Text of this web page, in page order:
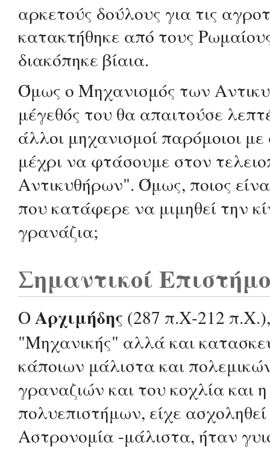
αρκετούς δούλους για τις
κατακτήθηκε από τους
διακόπηκε βίαια.
Όμως ο Μηχανισμός των
μέγεθός του θα απαιτούσε
άλλοι μηχανισμοί παρόμοιοι
μέχρι να φτάσουμε στον
Αντικυθήρων". Όμως, ποιος
που κατάφερε να μιμηθεί την
γρανάζια;
Σημαντικοί
ΟΑρχιμήδης (287 π.Χ-212
"Μηχανικής" αλλά και
κάποιων μάλιστα και
γραναζιών και του κοχλία και
πολυεπιστήμων, είχε
Αστρονομία -μάλιστα, ήταν